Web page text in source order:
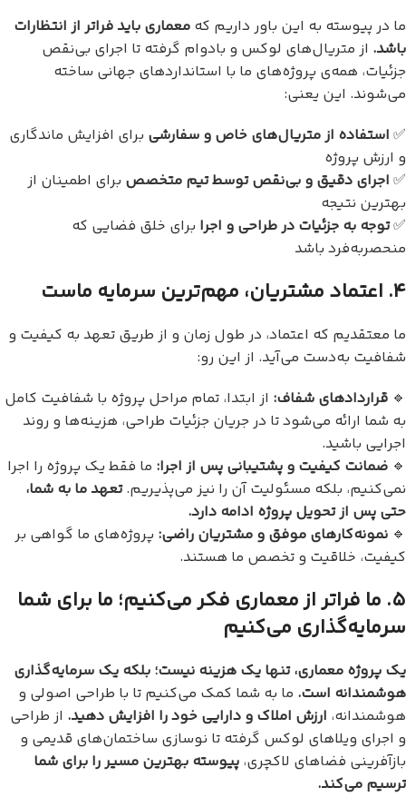
ما در پیوسته به این باور داریم که معماری باید فراتر از انتظارات
باشد. از متریال‌های لوکس و بادوام گرفته تا اجرای بی‌نقص
جزئیات، همه‌ی پروژه‌های ما با استانداردهای جهانی ساخته
می‌شوند. این یعنی:
✅ استفاده از متریال‌های خاص و سفارشی برای افزایش ماندگاری
و ارزش پروژه
✅ اجرای دقیق و بی‌نقص توسط تیم متخصص برای اطمینان از
بهترین نتیجه
✅توجه به جزئیات در طراحی و اجرا برای خلق فضایی که
منحصر‌به‌فرد باشد
۴. اعتماد مشتریان، مهم‌ترین سرمایه ماست
ما معتقدیم که اعتماد، در طول زمان و از طریق تعهد به کیفیت و
شفافیت به‌دست می‌آید. از این رو:
🔹 قراردادهای شفاف: از ابتدا، تمام مراحل پروژه با شفافیت کامل
به شما ارائه می‌شود تا در جریان جزئیات طراحی، هزینه‌ها و روند
اجرایی باشید.
🔹 ضمانت کیفیت و پشتیبانی پس از اجرا: ما فقط یک پروژه را اجرا
نمی‌کنیم، بلکه مسئولیت آن را نیز می‌پذیریم.تعهد ما به شما،
حتی پس از تحویل پروژه ادامه دارد.
🔹 نمونه‌کارهای موفق و مشتریان راضی: پروژه‌های ما گواهی بر
کیفیت، خلاقیت و تخصص ما هستند.
۵. ما فراتر از معماری فکر می‌کنیم؛ ما برای شما
سرمایه‌گذاری می‌کنیم
یک پروژه معماری، تنها یک هزینه نیست؛ بلکه یک سرمایه‌گذاری
هوشمندانه است. ما به شما کمک می‌کنیم تا با طراحی اصولی و
هوشمندانه، ارزش املاک و دارایی خود را افزایش دهید. از طراحی
و اجرای ویلاهای لوکس گرفته تا نوسازی ساختمان‌های قدیمی و
بازآفرینی فضاهای لاکچری، پیوسته بهترین مسیر را برای شما
ترسیم می‌کند.